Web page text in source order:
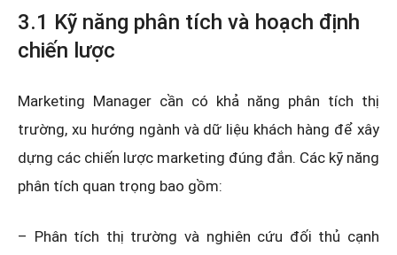
3.1 Kỹ năng phân tích và hoạch định
chiến lược
Marketing Manager cần có khả năng phân tích thị
trường, xu hướng ngành và dữ liệu khách hàng để xây
dựng các chiến lược marketing đúng đắn. Các kỹ năng
phân tích quan trọng bao gồm:
– Phân tích thị trường và nghiên cứu đối thủ cạnh